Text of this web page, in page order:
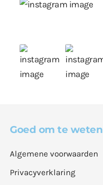
Goed om te weten
Algemene voorwaarden
Privacyverklaring